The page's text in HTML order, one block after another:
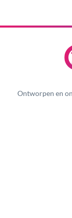
Ontworpen en